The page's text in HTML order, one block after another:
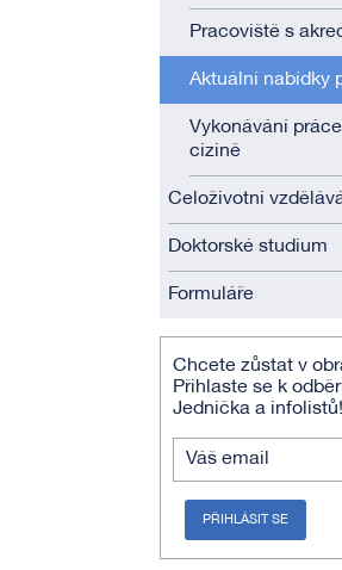
Pracoviště s
Aktuální nabídky
Vykonávání
cizině
Celoživotní
Doktorské studium
Formuláře
Chcete zůstat v
Přihlaste se k
Jednička a infolistů!
Váš email
PŘIHLÁSIT SE